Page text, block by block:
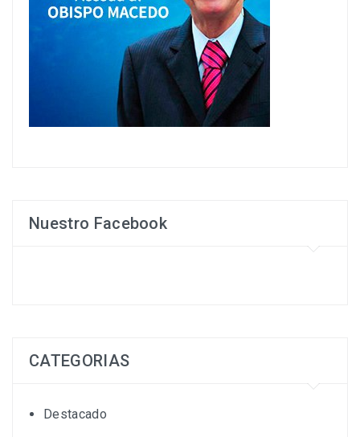
Nuestro Facebook
CATEGORIAS
Destacado